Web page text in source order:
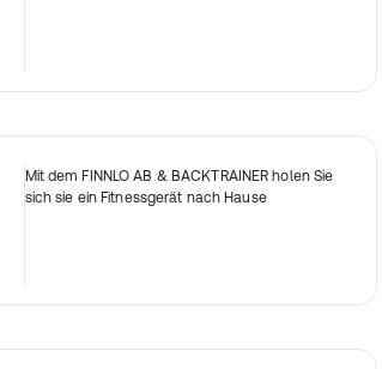
Mit dem FINNLO AB & BACKTRAINER holen Sie
sich sie ein Fitnessgerät nach Hause